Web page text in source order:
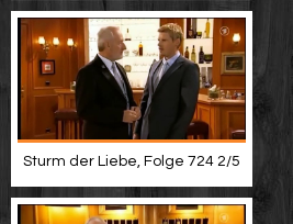
Sturm der Liebe, Folge 724 2/5